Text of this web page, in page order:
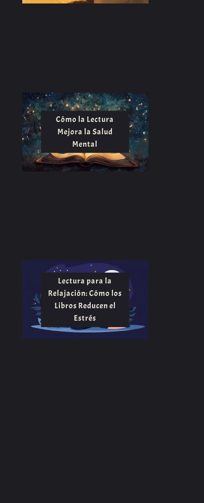
Cómo la Lectura
Mejora la Salud
Mental
Lectura para la
Relajación: Cómo los
Libros Reducen el
Estrés